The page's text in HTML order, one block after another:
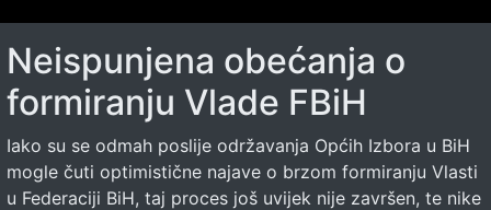
Neispunjena obećanja o
formiranju Vlade FBiH
Iako su se odmah poslije održavanja Općih Izbora u BiH
mogle čuti optimistične najave o brzom formiranju Vlasti
u Federaciji BiH, taj proces još uvijek nije završen, te nike